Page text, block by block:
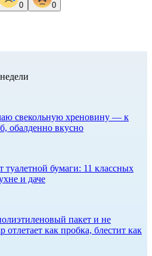
0 0
свекольную хреновину — к
обалденно вкусно
туалетной бумаги: 11 классных
и даче
пакет и не
отлетает как пробка, блестит как